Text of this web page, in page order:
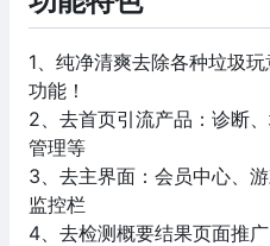
1、纯净清爽去除各种垃圾
功能！
2、去首页引流产品：诊断
管理等
3、去主界面：会员中心、
监控栏
4、去检测概要结果页面推